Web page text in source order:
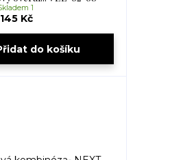
145 Kč
1
do košíku